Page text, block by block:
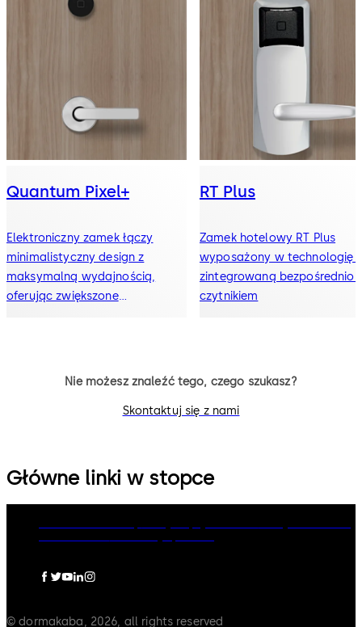
Quantum Pixel+
Elektroniczny zamek łączy
minimalistyczny design z
maksymalną wydajnością,
oferując zwiększone
RT Plus
Zamek hotelowy RT Plus
wyposażony w technologię
zintegrowaną bezpośrednio
czytnikiem
Nie możesz znaleźć tego, czego szukasz?
Skontaktuj się z nami
Główne linki w stopce
© dormakaba, 2026, all rights reserved